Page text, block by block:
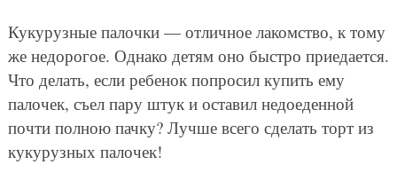
Кукурузные палочки — отличное лакомство, к тому
же недорогое. Однако детям оно быстро приедается.
Что делать, если ребенок попросил купить ему
палочек, съел пару штук и оставил недоеденной
почти полною пачку? Лучше всего сделать торт из
кукурузных палочек!